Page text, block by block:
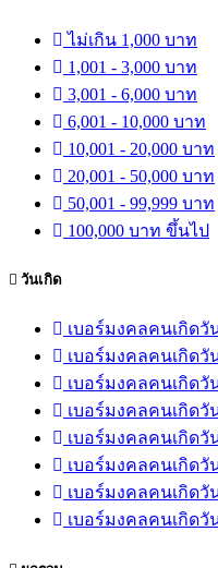
ไม่เกิน 1,000 บาท
1,001 - 3,000 บาท
3,001 - 6,000 บาท
6,001 - 10,000 บาท
10,001 - 20,000 บาท
20,001 - 50,000 บาท
50,001 - 99,999 บาท
100,000 บาท ขึ้นไป
วันเกิด
เบอร์มงคลคนเกิดวั
เบอร์มงคลคนเกิดวั
เบอร์มงคลคนเกิด
เบอร์มงคลคนเกิด
เบอร์มงคลคนเกิด
เบอร์มงคลคนเกิดวั
เบอร์มงคลคนเกิดวั
เบอร์มงคลคนเกิดวั